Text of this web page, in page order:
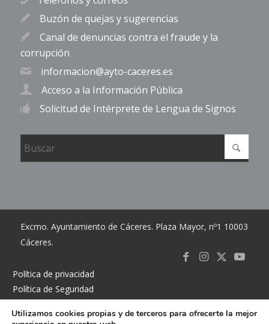
Buzón de quejas y sugerencias
Canal de denuncias contra el fraude y la
corrupción
informacion@ayto-caceres.es
Acceso a la Información Pública
Solicitud de Intérprete de Lengua de Signos
Excmo. Ayuntamiento de Cáceres. Plaza Mayor, nº1 10003
Cáceres.
Política de privacidad
Política de Seguridad
Accesibilidad
Utilizamos cookies propias y de terceros para ofrecerte la mejor